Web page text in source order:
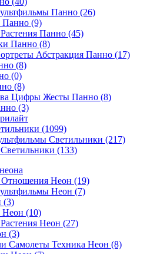
Панно (26)
Панно (9)
Панно (45)
Панно (8)
Абстракция Панно (17)
(8)
(0)
(8)
Цифры Жесты Панно (8)
(3)
(1099)
Светильники (217)
(133)
Отношения Неон (19)
Неон (7)
(3)
Неон (10)
Неон (27)
(3)
Самолеты Техника Неон (8)